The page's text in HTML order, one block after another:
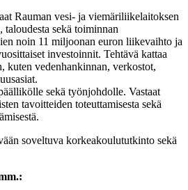
Rauman vesi- ja viemäriliikelaitoksen
taloudesta sekä toiminnan
noin 11 miljoonan euron liikevaihto ja
investoinnit. Tehtävä kattaa
kuten vedenhankinnan, verkostot,
sekä työnjohdolle. Vastaat
tavoitteiden toteuttamisesta sekä
soveltuva korkeakoulututkinto sekä